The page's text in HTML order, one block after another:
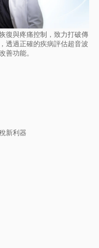
復與疼痛控制，致力打破傳
透過正確的疾病評估超音波
善功能。
新利器